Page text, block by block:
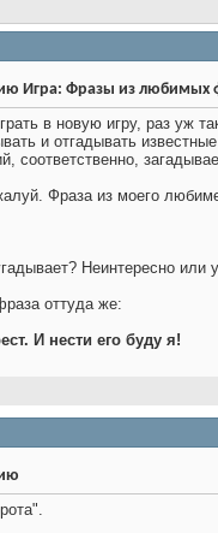
Игра: Фразы из любимых
в новую игру, раз уж
и отгадывать
соответственно,
Фраза из моего
Неинтересно или
оттуда же:
И нести его буду я!